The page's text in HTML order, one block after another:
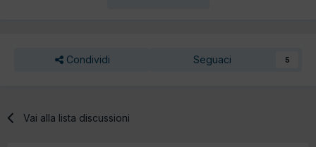
Condividi Seguaci 5
Vai alla lista discussioni